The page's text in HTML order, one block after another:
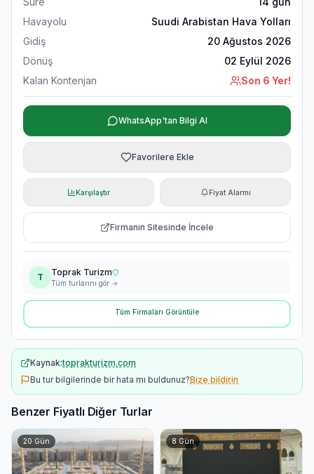
Havayolu
Suudi Arabistan Hava Yolları
Gidiş
20 Ağustos 2026
Dönüş
02 Eylül 2026
Kalan Kontenjan
Son 6 Yer!
WhatsApp'tan Bilgi Al
Favorilere Ekle
Karşılaştır Fiyat Alarmı
Firmanın Sitesinde İncele
T Toprak Turizm
Tüm turlarını gör
Tüm Firmaları Görüntüle
Kaynak:toprakturizm.com
Bu tur bilgilerinde bir hata mı buldunuz?Bize bildirin
Benzer Fiyatlı Diğer Turlar
20 Gün 8Gün